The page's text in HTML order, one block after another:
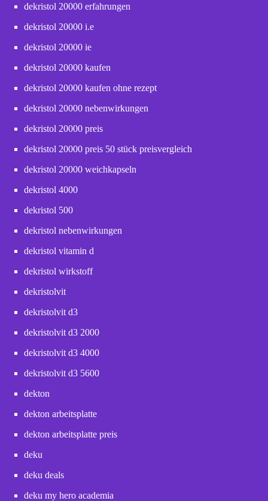
dekristol 20000 erfahrungen
dekristol 20000 i.e
dekristol 20000 ie
dekristol 20000 kaufen
dekristol 20000 kaufen ohne rezept
dekristol 20000 nebenwirkungen
dekristol 20000 preis
dekristol 20000 preis 50 stück preisvergleich
dekristol 20000 weichkapseln
dekristol 4000
dekristol 500
dekristol nebenwirkungen
dekristol vitamin d
dekristol wirkstoff
dekristolvit
dekristolvit d3
dekristolvit d3 2000
dekristolvit d3 4000
dekristolvit d3 5600
dekton
dekton arbeitsplatte
dekton arbeitsplatte preis
deku
deku deals
deku my hero academia